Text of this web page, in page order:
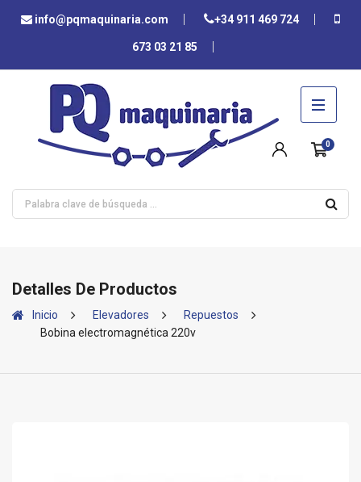
info@pqmaquinaria.com +34 911 469 724
673 03 21 85
0
Detalles De Productos
Inicio Elevadores
Repuestos
Bobina electromagnética 220v